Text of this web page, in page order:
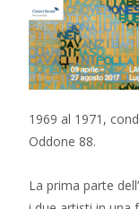
1969 al 1971,
Oddone 88.
La prima parte